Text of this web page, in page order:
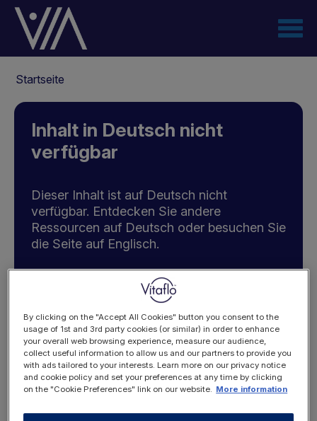
Direkt
zum
Inhalt
Startseite
Inhalt in Deutsch nicht
verfügbar
Dieser Inhalt ist auf Deutsch nicht
verfügbar. Entdecken Sie andere
Ressourcen auf Deutsch oder besuchen Sie
die Seite auf Englisch.
Choose Page Language
By clicking on the "Accept All Cookies" button you consent to the
usage of 1st and 3rd party cookies (or similar) in order to enhance
your overall web browsing experience, measure our audience,
collect useful information to allow us and our partners to provide you
with ads tailored to your interests. Learn more on our privacy notice
and cookie policy and set your preferences at any time by clicking
on the "Cookie Preferences" link on our website. More information